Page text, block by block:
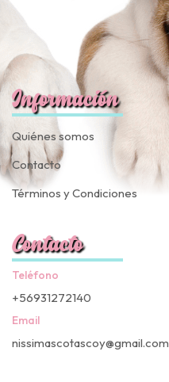
Información
Quiénes somos
Contacto
Términos y Condiciones
Contacto
Teléfono
+56931272140
Email
nissimascotascoy@gmail.com